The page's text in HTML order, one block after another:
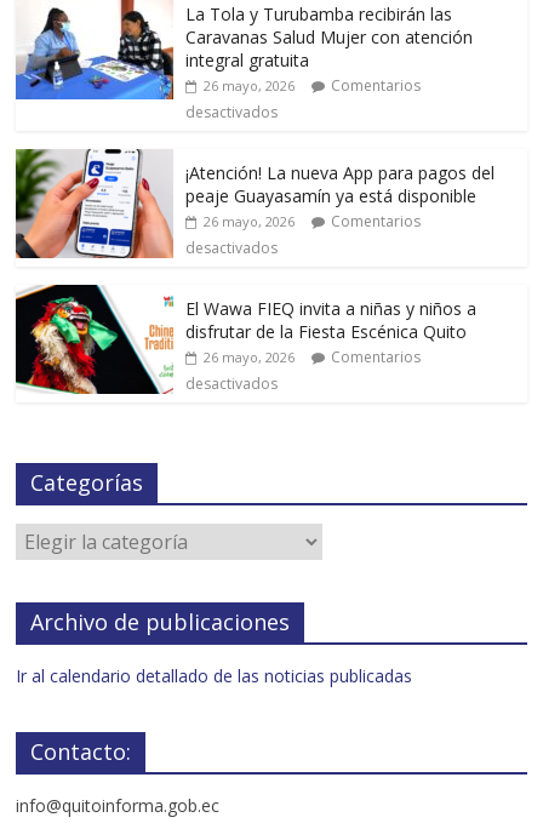
La Tola y Turubamba recibirán las
Caravanas Salud Mujer con atención
integral gratuita
26 mayo, 2026
Comentarios
desactivados
¡Atención! La nueva App para pagos del
peaje Guayasamín ya está disponible
26 mayo, 2026
Comentarios
desactivados
El Wawa FIEQ invita a niñas y niños a
disfrutar de la Fiesta Escénica Quito
26 mayo, 2026
Comentarios
desactivados
Categorías
Archivo de publicaciones
Ir al calendario detallado de las noticias publicadas
Contacto:
info@quitoinforma.gob.ec